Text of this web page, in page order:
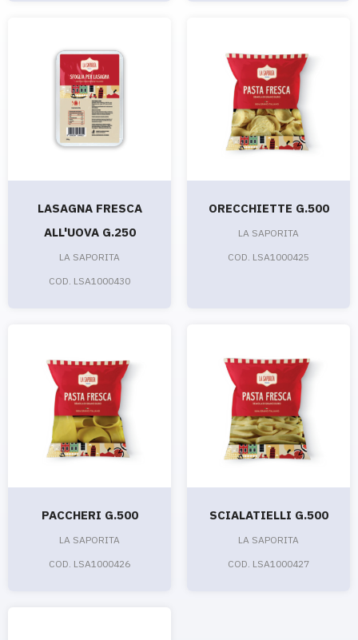
LASAGNA FRESCA
ALL'UOVA G.250
LA SAPORITA
COD. LSA1000430
ORECCHIETTE G.500
LA SAPORITA
COD. LSA1000425
PACCHERI G.500
LA SAPORITA
COD. LSA1000426
SCIALATIELLI G.500
LA SAPORITA
COD. LSA1000427